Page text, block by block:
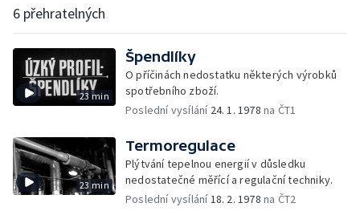
6 přehratelných
23 min
Špendlíky
O příčinách nedostatku některých výrobků
spotřebního zboží.
Poslední vysílání 24. 1. 1978 na ČT1
23 min
Termoregulace
Plýtvání tepelnou energií v důsledku
nedostatečné měřící a regulační techniky.
Poslední vysílání18. 2. 1978 na ČT2